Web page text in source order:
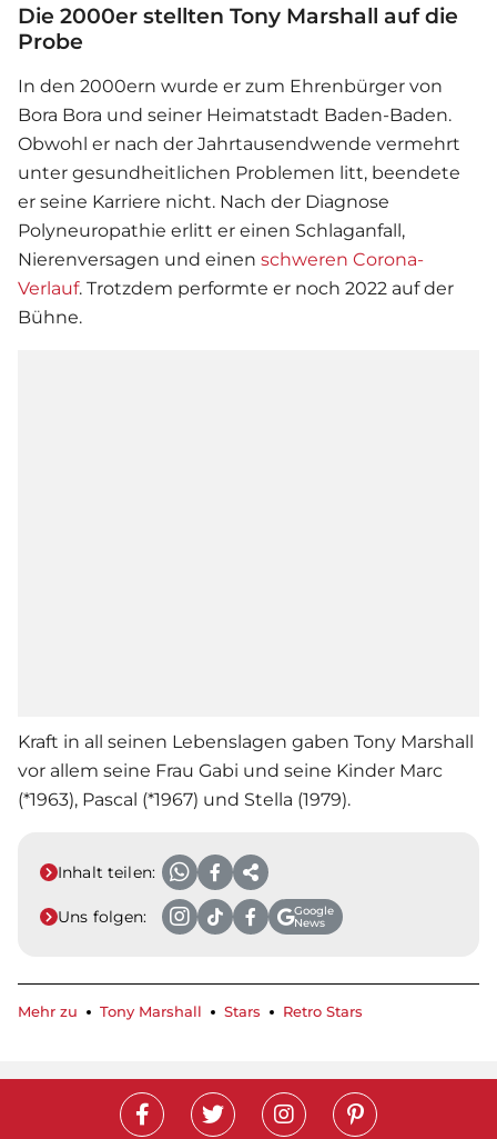
Die 2000er stellten Tony Marshall auf die
Probe
In den 2000ern wurde er zum Ehrenbürger von
Bora Bora und seiner Heimatstadt Baden-Baden.
Obwohl er nach der Jahrtausendwende vermehrt
unter gesundheitlichen Problemen litt, beendete
er seine Karriere nicht. Nach der Diagnose
Polyneuropathie erlitt er einen Schlaganfall,
Nierenversagen und einen schweren Corona-
Verlauf. Trotzdem performte er noch 2022 auf der
Bühne.
Kraft in all seinen Lebenslagen gaben Tony Marshall
vor allem seine Frau Gabi und seine Kinder Marc
(*1963), Pascal (*1967) und Stella (1979).
Inhalt teilen:
Uns folgen:
Google
News
Mehr zu Tony Marshall Stars Retro Stars